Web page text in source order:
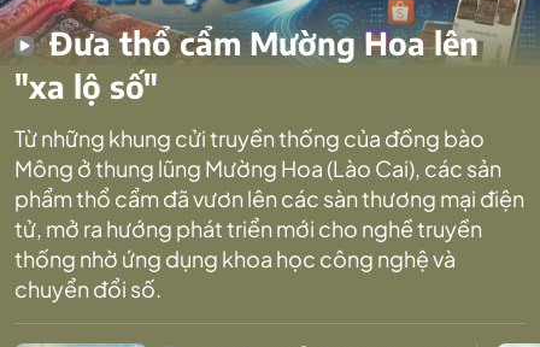
Đưa thổ cẩm Mường Hoa lên
"xa lộ số"
Từ những khung cửi truyền thống của đồng bào
Mông ở thung lũng Mường Hoa (Lào Cai), các sản
phẩm thổ cẩm đã vươn lên các sàn thương mại điện
tử, mở ra hướng phát triển mới cho nghề truyền
thống nhờ ứng dụng khoa học công nghệ và
chuyển đổi số.